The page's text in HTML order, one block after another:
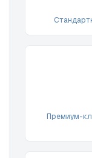
Премиум-